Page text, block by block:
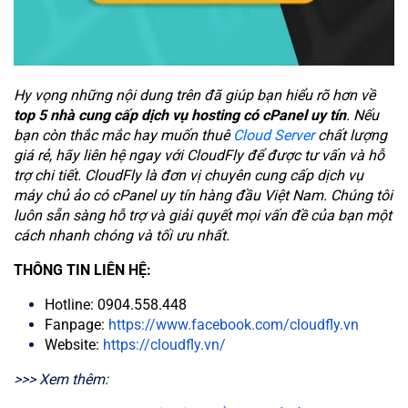
Hy vọng những nội dung trên đã giúp bạn hiểu rõ hơn về
top 5 nhà cung cấp dịch vụ hosting có cPanel uy tín. Nếu
bạn còn thắc mắc hay muốn thuê Cloud Serverchất lượng
giá rẻ, hãy liên hệ ngay với CloudFly để được tư vấn và hỗ
trợ chi tiết. CloudFly là đơn vị chuyên cung cấp dịch vụ
máy chủ ảo có cPanel uy tín hàng đầu Việt Nam. Chúng tôi
luôn sẵn sàng hỗ trợ và giải quyết mọi vấn đề của bạn một
cách nhanh chóng và tối ưu nhất.
THÔNG TIN LIÊN HỆ:
Hotline: 0904.558.448
Fanpage: https://www.facebook.com/cloudfly.vn
Website: https://cloudfly.vn/
>>> Xem thêm: